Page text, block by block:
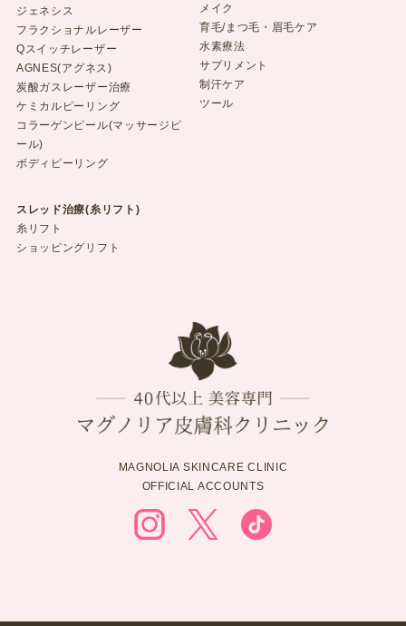
ジェネシス
フラクショナルレーザー
Qスイッチレーザー
AGNES(アグネス)
炭酸ガスレーザー治療
ケミカルピーリング
コラーゲンピール(マッサージピ
ール)
ボディピーリング
スレッド治療(糸リフト)
糸リフト
ショッピングリフト
メイク
育毛/まつ毛・眉毛ケア
水素療法
サプリメント
制汗ケア
ツール
MAGNOLIA SKINCARE CLINIC
OFFICIAL ACCOUNTS